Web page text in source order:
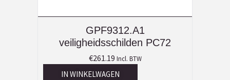
GPF9312.A1
veiligheidsschilden PC72
€261.19 Incl. BTW
IN WINKELWAGEN